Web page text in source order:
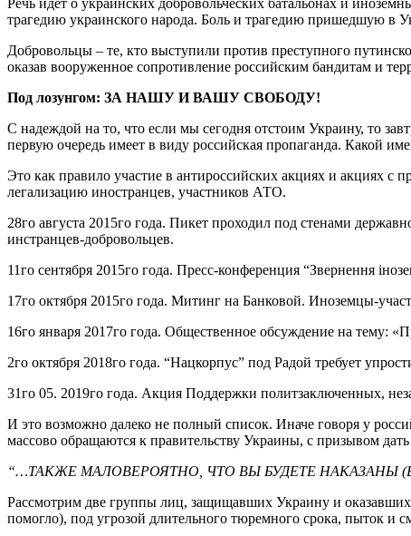
Речь идет о украинских добровольческих батальонах и
трагедию украинского народа. Боль и трагедию пришедшую в
Добровольцы – те, кто выступили против преступного
оказав вооруженное сопротивление российским бандитам и
Под лозунгом: ЗА НАШУ И ВАШУ СВОБОДУ!
С надеждой на то, что если мы сегодня отстоим Украину, то
первую очередь имеет в виду российская пропаганда. Какой
Это как правило участие в антироссийских акциях и акциях
легализацию иностранцев, участников АТО.
28го августа 2015го года. Пикет проходил под стенами
инстранцев-добровольцев.
11го сентября 2015го года. Пресс-конференция “Звернення
17го октября 2015го года. Митинг на Банковой. Иноземцы-
16го января 2017го года. Общественное обсуждение на тему:
2го октября 2018го года. “Нацкорпус” под Радой требует
31го 05. 2019го года. Акция Поддержки политзаключенных,
И это возможно далеко не полный список. Иначе говоря у
массово обращаются к правительству Украины, с призывом
“…ТАКЖЕ МАЛОВЕРОЯТНО, ЧТО ВЫ БУДЕТЕ НАКАЗАНЫ
Рассмотрим две группы лиц, защищавших Украину и
помогло), под угрозой длительного тюремного срока, пыток и